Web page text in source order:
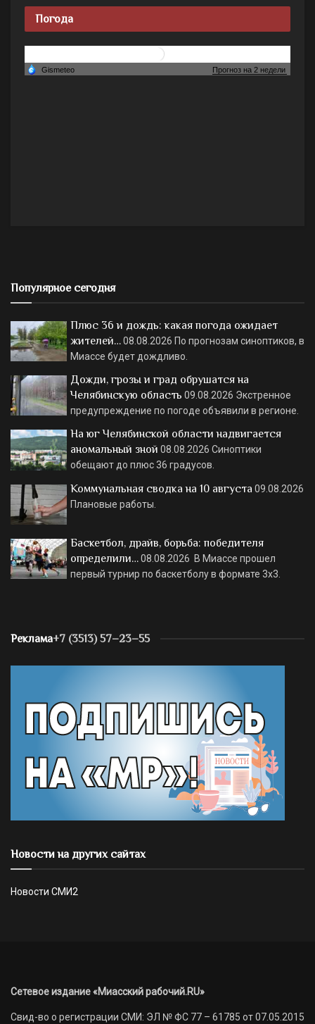
Погода
Популярное сегодня
Плюс 36 и дождь: какая погода ожидает
жителей…08.08.2026 По прогнозам синоптиков, в
Миассе будет дождливо.
Дожди, грозы и град обрушатся на
Челябинскую область 09.08.2026 Экстренное
предупреждение по погоде объявили в регионе.
На юг Челябинской области надвигается
аномальный зной 08.08.2026 Синоптики
обещают до плюс 36 градусов.
Коммунальная сводка на 10 августа 09.08.2026
Плановые работы.
Баскетбол, драйв, борьба: победителя
определили…08.08.2026 В Миассе прошел
первый турнир по баскетболу в формате 3х3.
Реклама+7 (3513) 57–23–55
Новости на других сайтах
Новости СМИ2
Сетевое издание «Миасский рабочий.RU»
Свид-во о регистрации СМИ: ЭЛ № ФС 77 – 61785 от 07.05.2015